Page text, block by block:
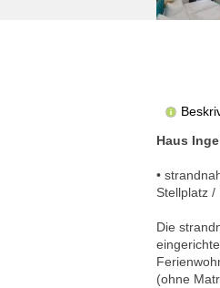
Haus
•
Stellplatz
Die
(ohne